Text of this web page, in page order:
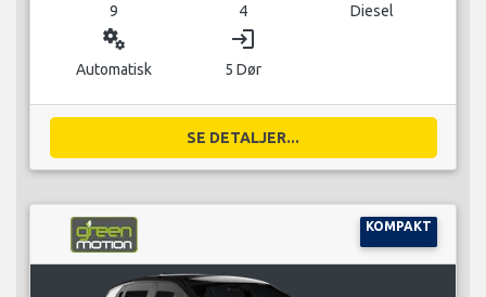
9 4 Diesel
miscellaneous_services
Automatisk
login
5 Dør
SE DETALJER...
KOMPAKT